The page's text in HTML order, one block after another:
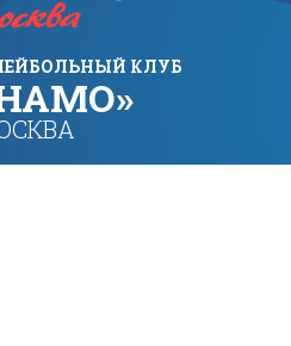
КЛУБ